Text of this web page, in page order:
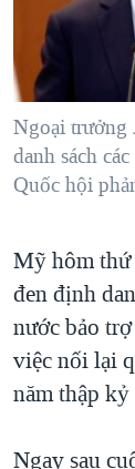
"Tìm"NGƯỜI
ĐỜI SỐNG
KINH TẾ
KHOA HỌC
SỨC KHOẺ
THỂ THAO
GIÁO DỤC
TẠI
HÀNH
MỘT NĂM
GIẢI MÃ
NGÀY TỊ
CHI PHÍ
CÁC GIÁ
THƯỢNG
TRỊNH VĨNH
VIDEO
NGHE
MẠNG XÃ HỘI
Ngoại trưởng
danh sách
Quốc hội
Mỹ hôm thứ
đen định
nước bảo
việc nối lại
năm thập
Ngay sau